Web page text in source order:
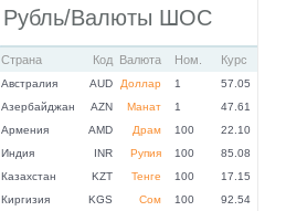
Рубль/Валюты ШОС
Страна Код Валюта Ном. Курс
Австралия AUD Доллар 1
57.05
Азербайджан
AZN Манат 1
47.61
Армения
AMD Драм 100
22.10
Индия
INR Рупия 100
85.08
Казахстан
KZT Тенге 100
17.15
Киргизия
KGS Сом 100
92.54